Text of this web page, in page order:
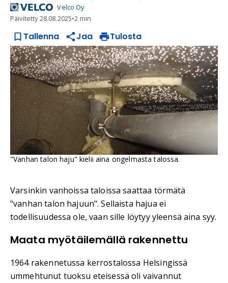
Velco Oy
Päivitetty28.08.2025•2 min
Tallenna Jaa Tulosta
"Vanhan talon haju" kielii aina ongelmasta talossa.
Varsinkin vanhoissa taloissa saattaa törmätä
"vanhan talon hajuun". Sellaista hajua ei
todellisuudessa ole, vaan sille löytyy yleensä aina syy.
Maata myötäilemällä rakennettu
1964 rakennetussa kerrostalossa Helsingissä
ummehtunut tuoksu eteisessä oli vaivannut